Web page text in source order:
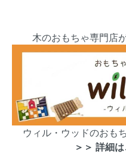
木のおもちゃ専門店
ウィル・ウッドのおも
＞＞ 詳細